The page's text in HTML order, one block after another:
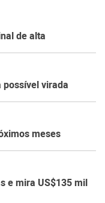
de alta
virada
meses
e mira US$135 mil